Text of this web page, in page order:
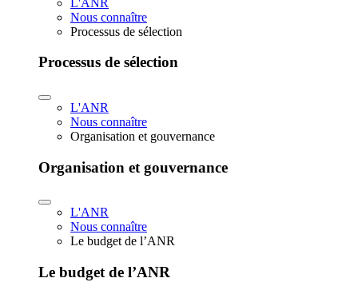
Nous connaître
Processus de sélection
Processus de sélection
L'ANR
Nous connaître
Organisation et gouvernance
Organisation et gouvernance
L'ANR
Nous connaître
Le budget de l’ANR
Le budget de l’ANR